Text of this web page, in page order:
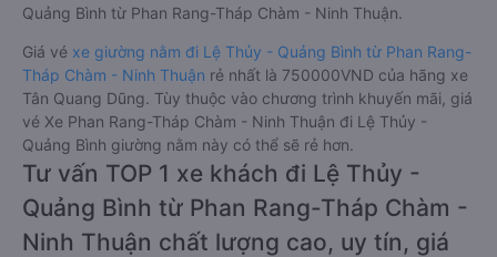
Quảng Bình từ Phan Rang-Tháp Chàm - Ninh Thuận.
Giá vé xe giường nằm đi Lệ Thủy - Quảng Bình từ Phan Rang-
Tháp Chàm - Ninh Thuận rẻ nhất là 750000VND của hãng xe
Tân Quang Dũng. Tùy thuộc vào chương trình khuyến mãi, giá
vé Xe Phan Rang-Tháp Chàm - Ninh Thuận đi Lệ Thủy -
Quảng Bình giường nằm này có thể sẽ rẻ hơn.
Tư vấn TOP 1 xe khách đi Lệ Thủy -
Quảng Bình từ Phan Rang-Tháp Chàm -
Ninh Thuận chất lượng cao, uy tín, giá